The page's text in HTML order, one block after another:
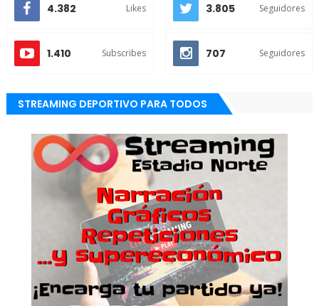
4.382 Likes 3.805 Seguidores
1.410 Subscribes 707 Seguidores
STREAMING DEPORTIVO PARA TODOS